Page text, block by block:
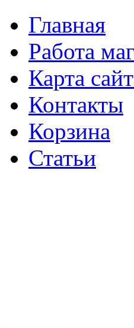
Главная
Работа
Карта
Контакты
Корзина
Статьи